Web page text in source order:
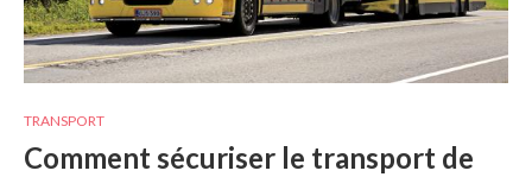
TRANSPORT
Comment sécuriser le transport de